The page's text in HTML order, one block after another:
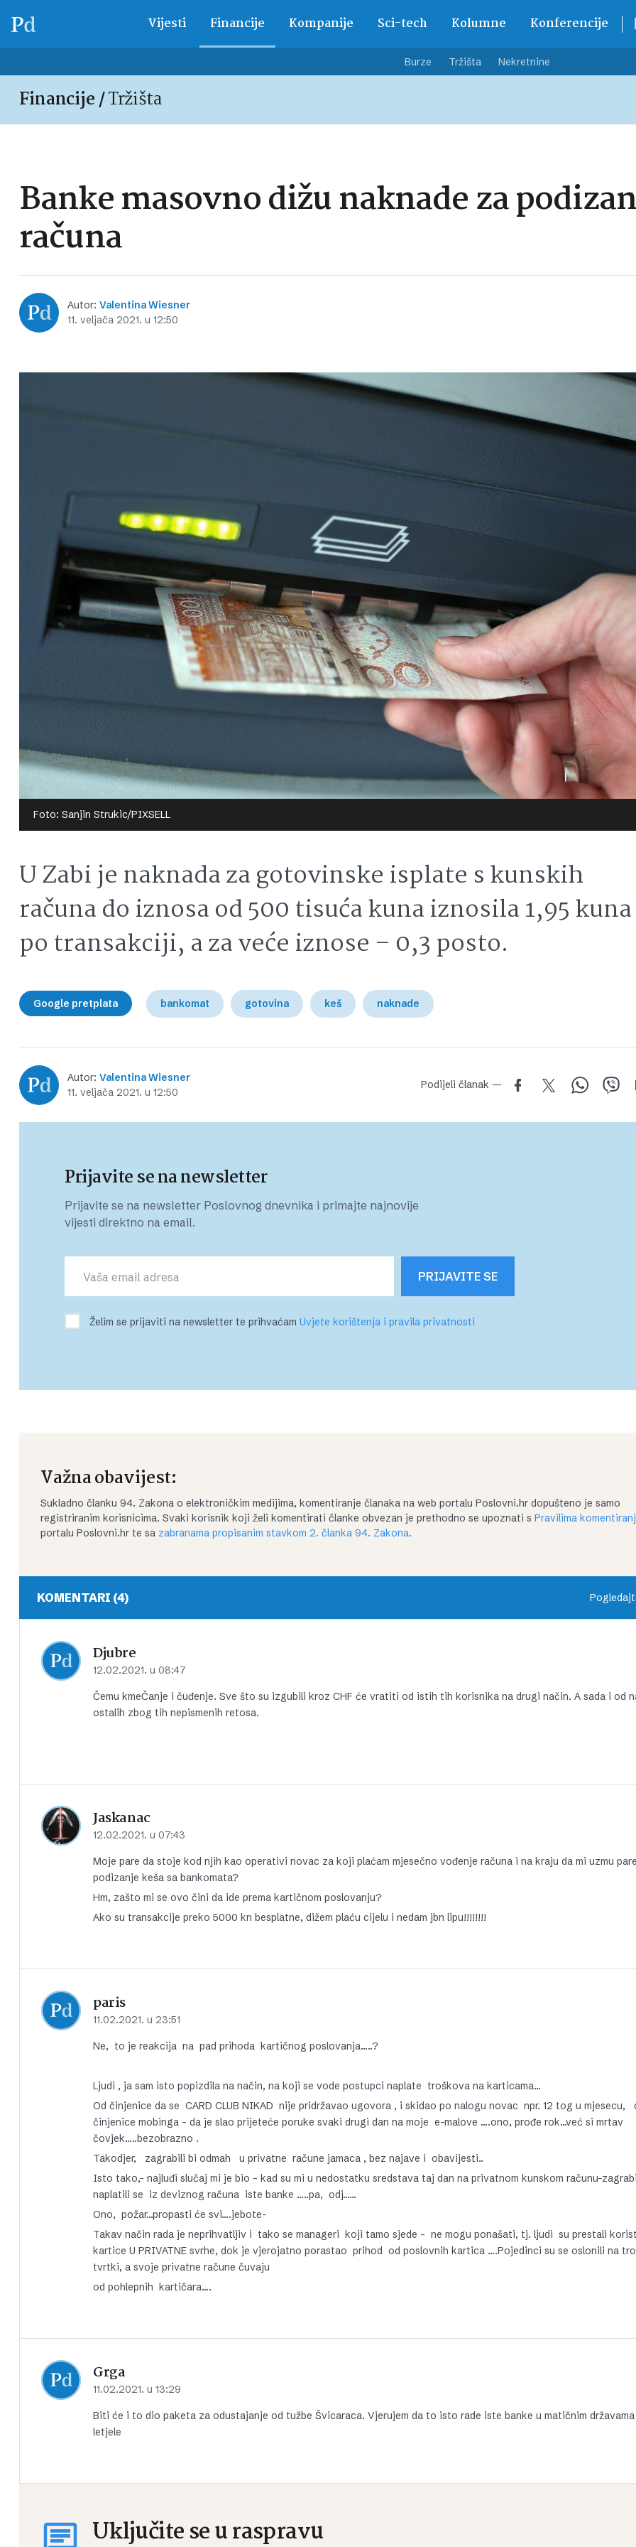
Vijesti Financije Kompanije Sci-tech Kolumne Konferencije
Burze Tržišta Nekretnine
Financije /Tržišta
Banke masovno dižu naknade za
računa
Autor: Valentina Wiesner
11. veljača 2021. u 12:50
Foto: Sanjin Strukic/PIXSELL
U Zabi je naknada za gotovinske isplate s kunskih
računa do iznosa od 500 tisuća kuna iznosila 1,95 kuna
po transakciji, a za veće iznose – 0,3 posto.
Google pretplata bankomat gotovina keš naknade
Autor: Valentina Wiesner
11. veljača 2021. u 12:50
Podijeli članak —
Prijavite se na newsletter
Prijavite se na newsletter Poslovnog dnevnika i primajte najnovije
vijesti direktno na email.
PRIJAVITE SE
Želim se prijaviti na newsletter te prihvaćam Uvjete korištenja i pravila privatnosti
Važna obavijest:
Sukladno članku 94. Zakona o elektroničkim medijima, komentiranje članaka na web portalu Poslovni.hr dopušteno je samo
registriranim korisnicima. Svaki korisnik koji želi komentirati članke obvezan je prethodno se upoznati s Pravilima
portalu Poslovni.hr te sa zabranama propisanim stavkom 2. članka 94. Zakona.
KOMENTARI (4)
Djubre
12.02.2021. u 08:47
Čemu kmeČanje i čuđenje. Sve što su izgubili kroz CHF će vratiti od istih tih korisnika na drugi način. A sada i od
ostalih zbog tih nepismenih retosa.
Jaskanac
12.02.2021. u 07:43
Moje pare da stoje kod njih kao operativi novac za koji plaćam mjesečno vođenje računa i na kraju da mi uzmu
podizanje keša sa bankomata?
Hm, zašto mi se ovo čini da ide prema kartičnom poslovanju?
Ako su transakcije preko 5000 kn besplatne, dižem plaću cijelu i nedam jbn lipu!!!!!!!!
paris
11.02.2021. u 23:51
Ne, to je reakcija na pad prihoda kartičnog poslovanja…..?
Ljudi , ja sam isto popizdila na način, na koji se vode postupci naplate troškova na karticama…
Od činjenice da se CARD CLUB NIKAD nije pridržavao ugovora , i skidao po nalogu novac npr. 12 tog u mjesecu,
činjenice mobinga – da je slao prijeteće poruke svaki drugi dan na moje e-malove ….ono, prođe rok…već si mrtav
čovjek…..bezobrazno .
Takodjer, zagrabili bi odmah u privatne račune jamaca , bez najave i obavijesti..
Isto tako,- najluđi slučaj mi je bio – kad su mi u nedostatku sredstava taj dan na privatnom kunskom računu-
naplatili se iz deviznog računa iste banke …..pa, odj……
Ono, požar…propasti će svi….jebote–
Takav način rada je neprihvatljiv i tako se manageri koji tamo sjede – ne mogu ponašati, tj. ljudi su prestali
kartice U PRIVATNE svrhe, dok je vjerojatno porastao prihod od poslovnih kartica ….Pojedinci su se oslonili na
tvrtki, a svoje privatne račune čuvaju
od pohlepnih kartičara….
Grga
11.02.2021. u 13:29
Biti će i to dio paketa za odustajanje od tužbe Švicaraca. Vjerujem da to isto rade iste banke u matičnim
letjele
Uključite se u raspravu